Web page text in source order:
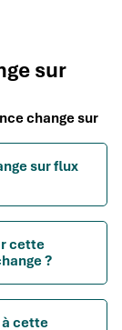
sur
change sur
sur flux
cette
?
cette